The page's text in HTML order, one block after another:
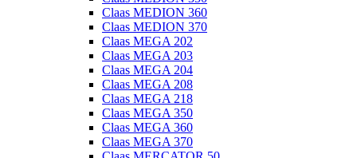
Claas MEDION 360
Claas MEDION 370
Claas MEGA 202
Claas MEGA 203
Claas MEGA 204
Claas MEGA 208
Claas MEGA 218
Claas MEGA 350
Claas MEGA 360
Claas MEGA 370